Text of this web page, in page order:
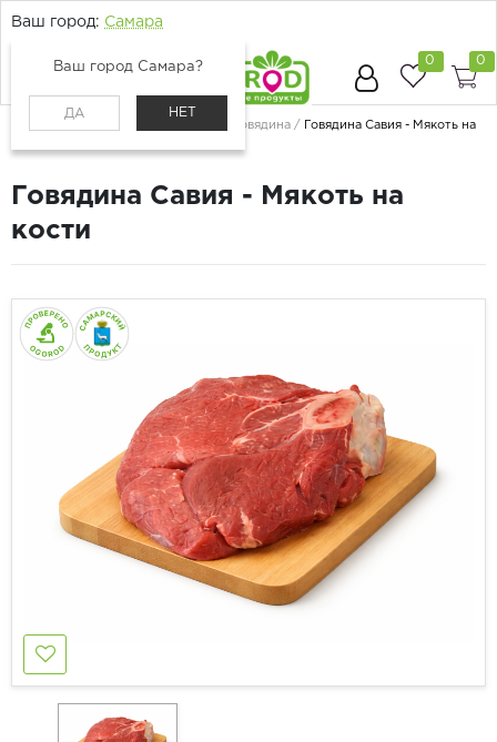
Ваш город: Самара
Ваш город Самара?
ДА НЕТ
0 0
Говядина
Говядина Савия - Мякоть на
Говядина Савия - Мякоть на
кости